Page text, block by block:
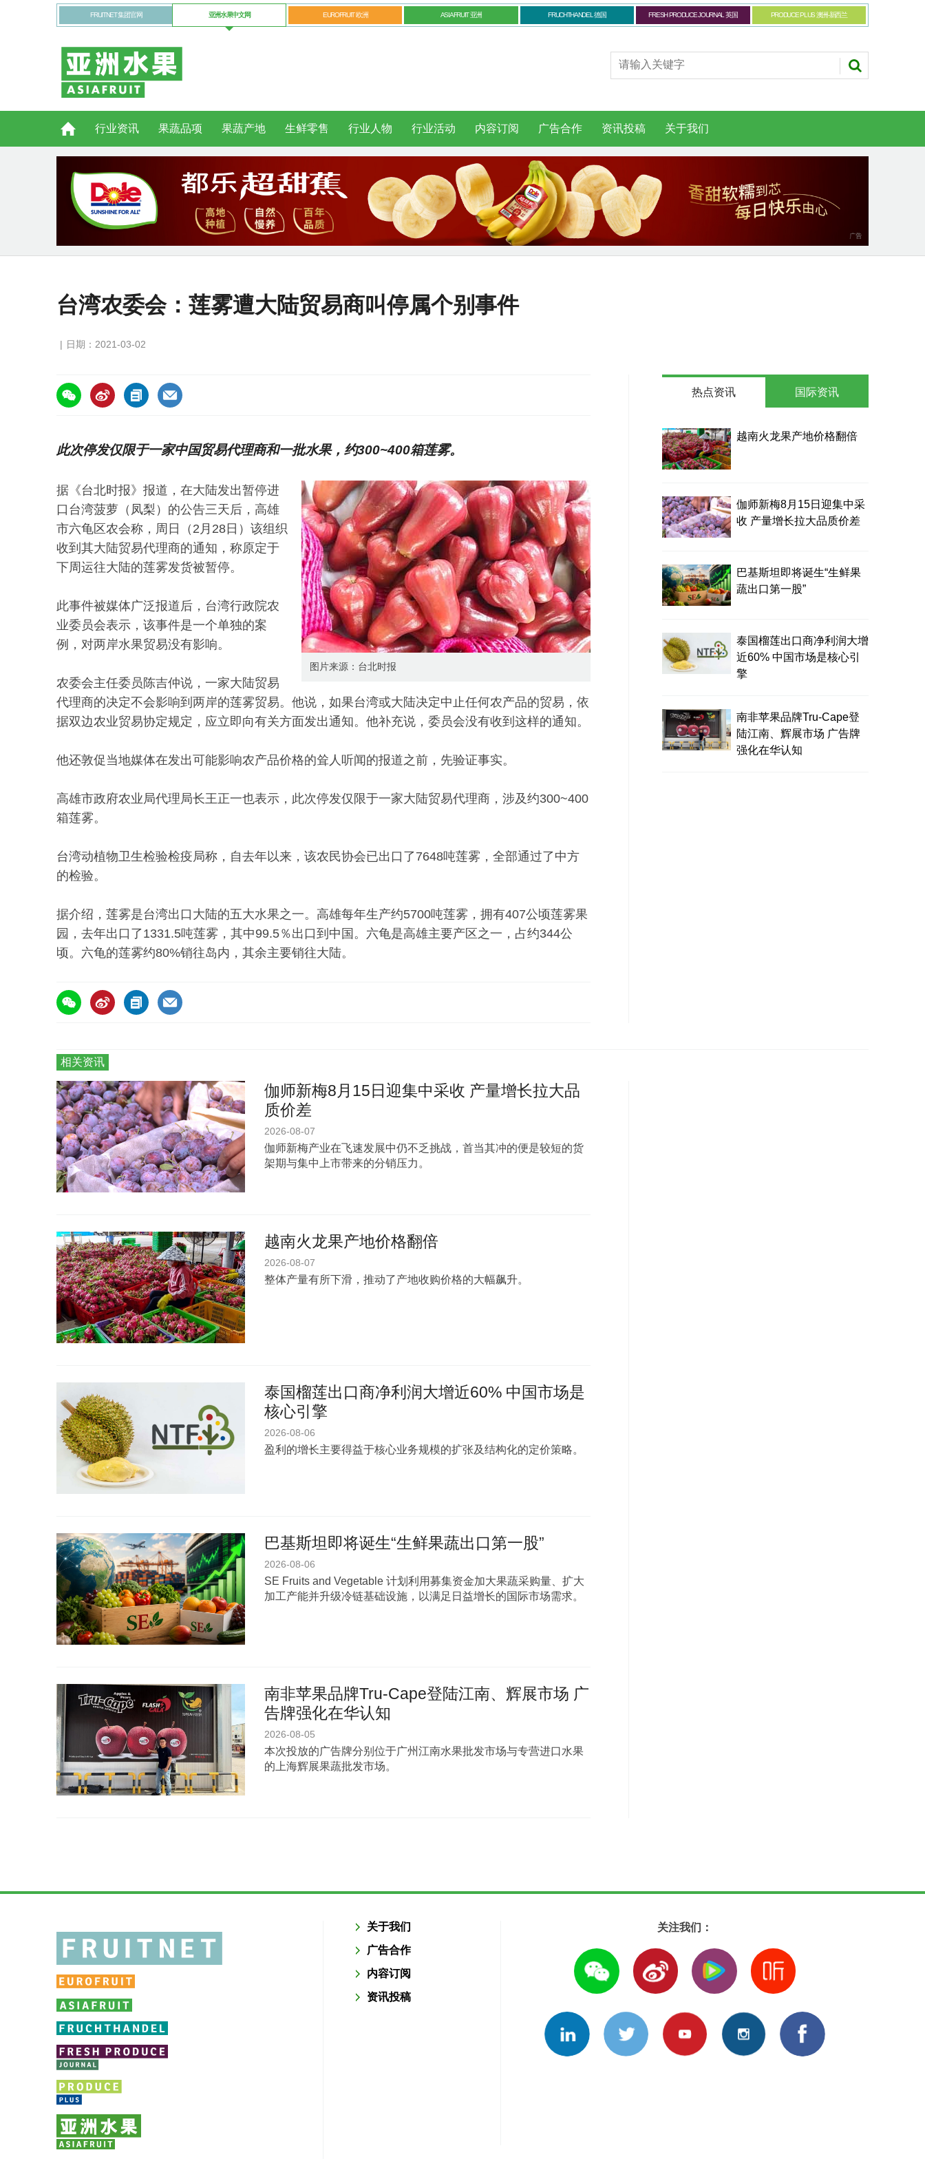
FRUITNET 集团官网 亚洲水果中文网 EUROFRUIT 欧洲 ASIAFRUIT 亚洲 FRUCHTHANDEL 德国 FRESH PRODUCE JOURNAL 英国 PRODUCE PLUS 澳洲-新西兰
行业资讯 果蔬品项 果蔬产地 生鲜零售 行业人物 行业活动 内容订阅 广告合作 资讯投稿 关于我们
台湾农委会：莲雾遭大陆贸易商叫停属个别事件
日期：2021-03-02
https://asiafruitchina.net/20523.html
此次停发仅限于一家中国贸易代理商和一批水果，约300~400箱莲雾。
图片来源：台北时报
据《台北时报》报道，在大陆发出暂停进
口台湾菠萝（凤梨）的公告三天后，高雄
市六龟区农会称，周日（2月28日）该组织
收到其大陆贸易代理商的通知，称原定于
下周运往大陆的莲雾发货被暂停。
此事件被媒体广泛报道后，台湾行政院农
业委员会表示，该事件是一个单独的案
例，对两岸水果贸易没有影响。
农委会主任委员陈吉仲说，一家大陆贸易
代理商的决定不会影响到两岸的莲雾贸易。他说，如果台湾或大陆决定中止任何农产品的贸易，依
据双边农业贸易协定规定，应立即向有关方面发出通知。他补充说，委员会没有收到这样的通知。
他还敦促当地媒体在发出可能影响农产品价格的耸人听闻的报道之前，先验证事实。
高雄市政府农业局代理局长王正一也表示，此次停发仅限于一家大陆贸易代理商，涉及约300~400
箱莲雾。
台湾动植物卫生检验检疫局称，自去年以来，该农民协会已出口了7648吨莲雾，全部通过了中方
的检验。
据介绍，莲雾是台湾出口大陆的五大水果之一。高雄每年生产约5700吨莲雾，拥有407公顷莲雾果
园，去年出口了1331.5吨莲雾，其中99.5％出口到中国。六龟是高雄主要产区之一，占约344公
顷。六龟的莲雾约80%销往岛内，其余主要销往大陆。
热点资讯
越南火龙果产地价格翻倍
伽师新梅8月15日迎集中采
收 产量增长拉大品质价差
巴基斯坦即将诞生“生鲜果
蔬出口第一股”
泰国榴莲出口商净利润大增
近60% 中国市场是核心引
擎
南非苹果品牌Tru-Cape登
陆江南、辉展市场 广告牌
强化在华认知
国际资讯
相关资讯
伽师新梅8月15日迎集中采收 产量增长拉大品
质价差
2026-08-07
伽师新梅产业在飞速发展中仍不乏挑战，首当其冲的便是较短的货
架期与集中上市带来的分销压力。
越南火龙果产地价格翻倍
2026-08-07
整体产量有所下滑，推动了产地收购价格的大幅飙升。
泰国榴莲出口商净利润大增近60% 中国市场是
核心引擎
2026-08-06
盈利的增长主要得益于核心业务规模的扩张及结构化的定价策略。
巴基斯坦即将诞生“生鲜果蔬出口第一股”
2026-08-06
SE Fruits and Vegetable 计划利用募集资金加大果蔬采购量、扩大
加工产能并升级冷链基础设施，以满足日益增长的国际市场需求。
南非苹果品牌Tru-Cape登陆江南、辉展市场 广
告牌强化在华认知
2026-08-05
本次投放的广告牌分别位于广州江南水果批发市场与专营进口水果
的上海辉展果蔬批发市场。
关于我们
广告合作
内容订阅
资讯投稿
关注我们：